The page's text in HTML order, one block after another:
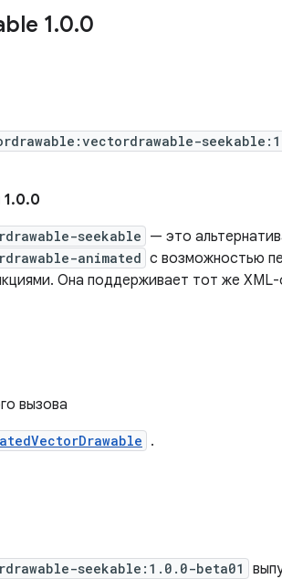
1.0.0
seekable — это
animated с возможностью
Она поддерживает тот же
вызова
.
seekable:1.0.0-beta01